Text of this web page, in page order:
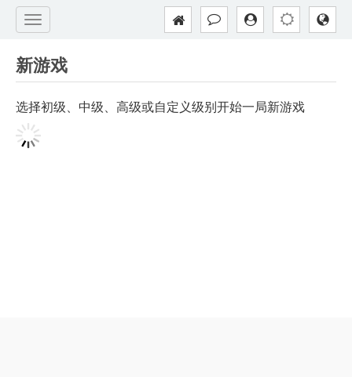
新游戏
选择初级、中级、高级或自定义级别开始一局新游戏